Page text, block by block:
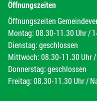
Öffnungszeiten
Öffnungszeiten
Montag: 08.30-11.30 Uhr /
Dienstag: geschlossen
Mittwoch: 08.30-11.30 Uhr
Donnerstag: geschlossen
Freitag: 08.30-11.30 Uhr /